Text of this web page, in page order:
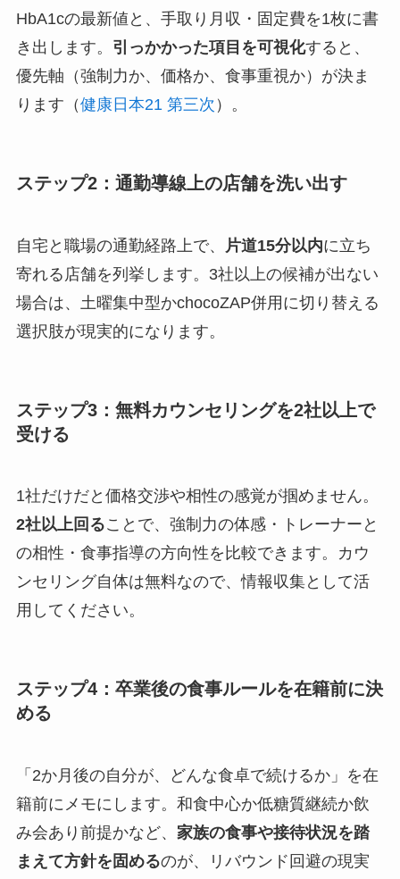
HbA1cの最新値と、手取り月収・固定費を1枚に書
き出します。 引っかかった項目を可視化すると、
優先軸（強制力か、価格か、食事重視か）が決ま
ります（健康日本21 第三次 ）。
ステップ2：通勤導線上の店舗を洗い出す
自宅と職場の通勤経路上で、 片道15分以内に立ち
寄れる店舗を列挙します。3社以上の候補が出ない
場合は、土曜集中型かchocoZAP併用に切り替える
選択肢が現実的になります。
ステップ3：無料カウンセリングを2社以上で
受ける
1社だけだと価格交渉や相性の感覚が掴めません。
2社以上回ることで、強制力の体感・トレーナーと
の相性・食事指導の方向性を比較できます。カウ
ンセリング自体は無料なので、情報収集として活
用してください。
ステップ4：卒業後の食事ルールを在籍前に決
める
「2か月後の自分が、どんな食卓で続けるか」を在
籍前にメモにします。和食中心か低糖質継続か飲
み会あり前提かなど、 家族の食事や接待状況を踏
まえて方針を固めるのが、リバウンド回避の現実